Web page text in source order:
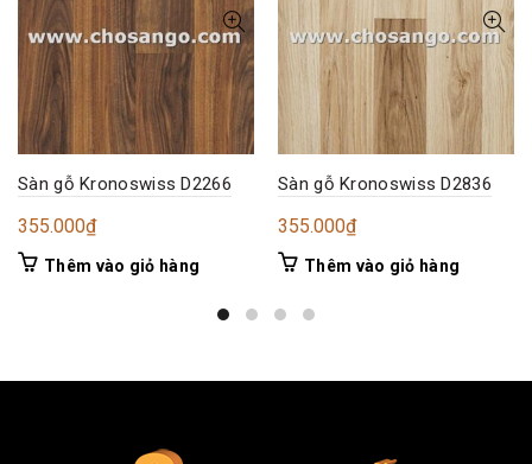
Sàn gỗ Kronoswiss D2266
355.000₫
Thêm vào giỏ hàng
Sàn gỗ Kronoswiss D2836
355.000₫
Thêm vào giỏ hàng